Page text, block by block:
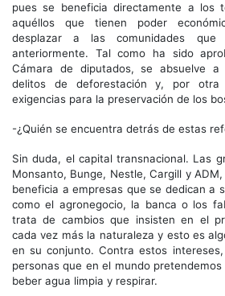
pues se beneficia directamente a los
aquéllos que tienen poder
desplazar a las comunidades que
anteriormente. Tal como ha sido
Cámara de diputados, se absuelve
delitos de deforestación y, por otra
exigencias para la preservación de los
-¿Quién se encuentra detrás de estas
Sin duda, el capital transnacional. Las
Monsanto, Bunge, Nestle, Cargill y
beneficia a empresas que se dedican a
como el agronegocio, la banca o los
trata de cambios que insisten en el
cada vez más la naturaleza y esto es
en su conjunto. Contra estos
personas que en el mundo
beber agua limpia y respirar.